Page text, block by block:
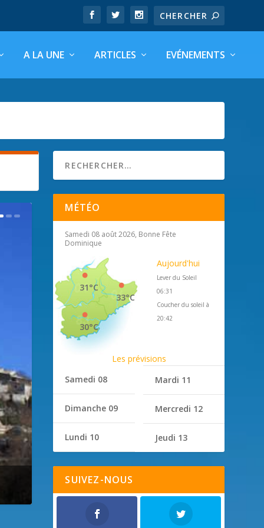
A LA UNE ARTICLES EVÉNEMENTS
MÉTÉO
Samedi 08 août 2026, Bonne Fête
Dominique
33°C
31°C
30°C
Aujourd'hui
Lever du Soleil
06:31
Coucher du soleil à
20:42
Les prévisions
Samedi 08
Dimanche 09
Lundi 10
Mardi 11
Mercredi 12
Jeudi 13
SUIVEZ-NOUS